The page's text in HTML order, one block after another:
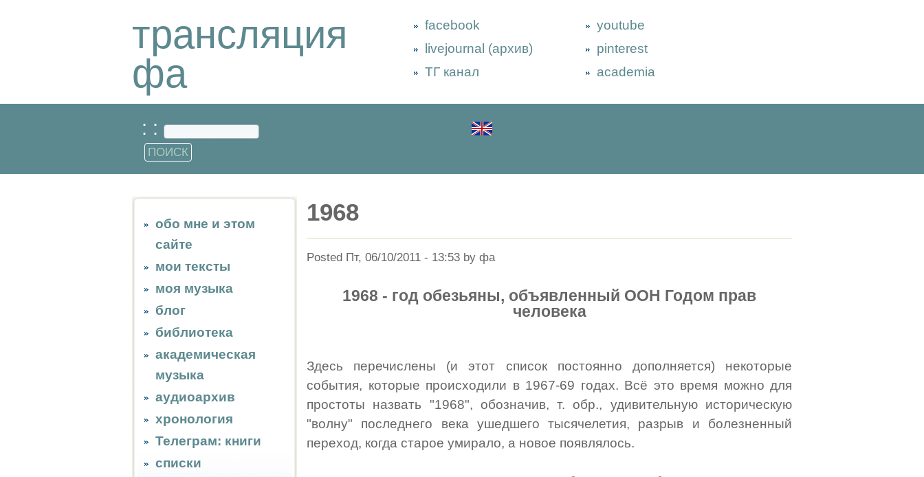
трансляция
фа
facebook
livejournal (архив)
ТГ канал
youtube
pinterest
academia
: :
обо мне и этом
сайте
мои тексты
моя музыка
блог
библиотека
академическая
музыка
аудиоархив
хронология
Телеграм: книги
списки
1968
Posted Пт, 06/10/2011 - 13:53 by фа
1968 - год обезьяны, объявленный ООН Годом прав
человека
Здесь перечислены (и этот список постоянно дополняется) некоторые
события, которые происходили в 1967-69 годах. Всё это время можно для
простоты назвать "1968", обозначив, т. обр., удивительную историческую
"волну" последнего века ушедшего тысячелетия, разрыв и болезненный
переход, когда старое умирало, а новое появлялось.